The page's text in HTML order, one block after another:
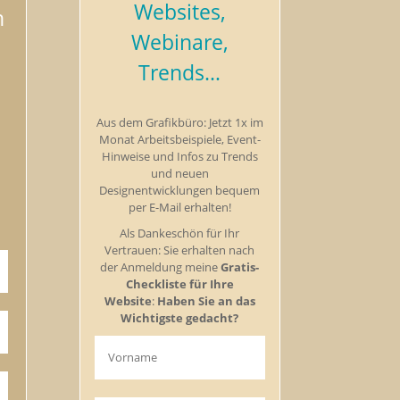
Websites,
Webinare,
Trends…
Aus dem Grafikbüro: Jetzt 1x im
Monat Arbeitsbeispiele, Event-
Hinweise und Infos zu Trends
und neuen
Designentwicklungen bequem
per E-Mail erhalten!
Als Dankeschön für Ihr
Vertrauen: Sie erhalten nach
der Anmeldung meineGratis-
Checkliste für Ihre
Website: Haben Sie an das
Wichtigste gedacht?